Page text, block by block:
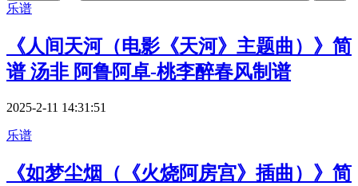
乐谱
《人间天河（电影《天河》主题曲）》简
谱 汤非 阿鲁阿卓-桃李醉春风制谱
2025-2-11 14:31:51
乐谱
《如梦尘烟（《火烧阿房宫》插曲）》简